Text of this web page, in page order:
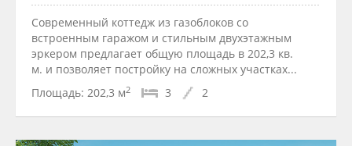
Современный коттедж из газоблоков со
встроенным гаражом и стильным двухэтажным
эркером предлагает общую площадь в 202,3 кв.
м. и позволяет постройку на сложных участках...
Площадь: 202,3 м2 3 2